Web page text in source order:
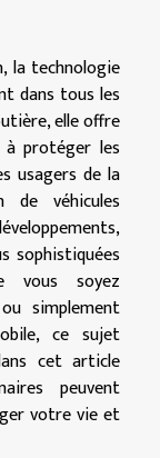
la technologie
dans tous les
elle offre
à protéger les
usagers de la
de véhicules
sophistiquées
vous soyez
simplement
ce sujet
cet article
peuvent
votre vie et